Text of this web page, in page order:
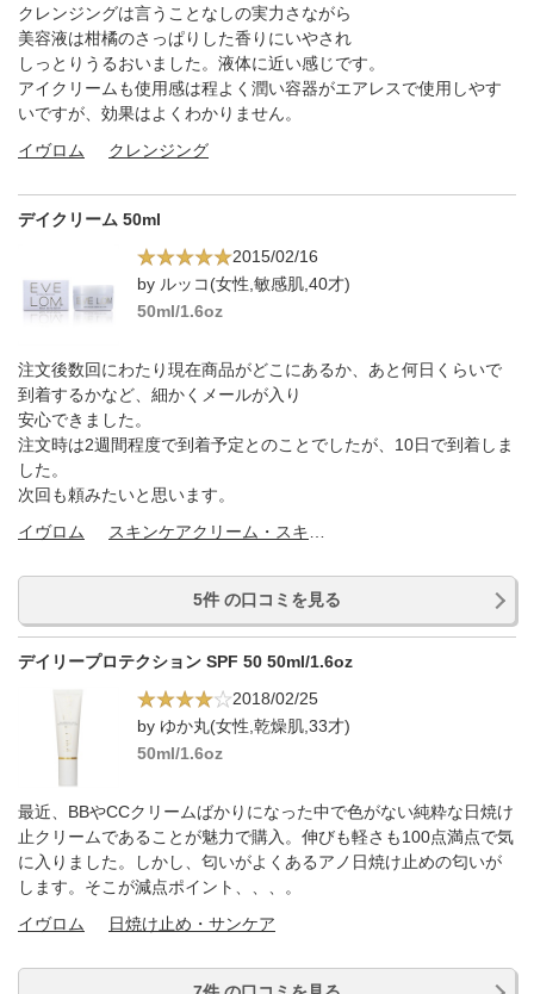
クレンジングは言うことなしの実力さながら
美容液は柑橘のさっぱりした香りにいやされ
しっとりうるおいました。液体に近い感じです。
アイクリームも使用感は程よく潤い容器がエアレスで使用しやす
いですが、効果はよくわかりません。
イヴロム
クレンジング
デイクリーム 50ml
2015/02/16
by ルッコ(女性,敏感肌,40才)
50ml/1.6oz
注文後数回にわたり現在商品がどこにあるか、あと何日くらいで
到着するかなど、細かくメールが入り
安心できました。
注文時は2週間程度で到着予定とのことでしたが、10日で到着しま
した。
次回も頼みたいと思います。
イヴロム
5件 の口コミを見る
デイリープロテクション SPF 50 50ml/1.6oz
2018/02/25
by ゆか丸(女性,乾燥肌,33才)
50ml/1.6oz
最近、BBやCCクリームばかりになった中で色がない純粋な日焼け
止クリームであることが魅力で購入。伸びも軽さも100点満点で気
に入りました。しかし、匂いがよくあるアノ日焼け止めの匂いが
します。そこが減点ポイント、、、。
イヴロム
日焼け止め・サンケア